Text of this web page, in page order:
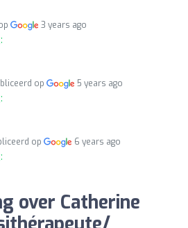
3 years ago
op 5 years ago
op 6 years ago
over Catherine